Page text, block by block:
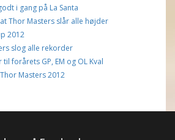
i gang på La Santa
Thor Masters slår alle højder
2012
slog alle rekorder
forårets GP, EM og OL Kval
Masters 2012